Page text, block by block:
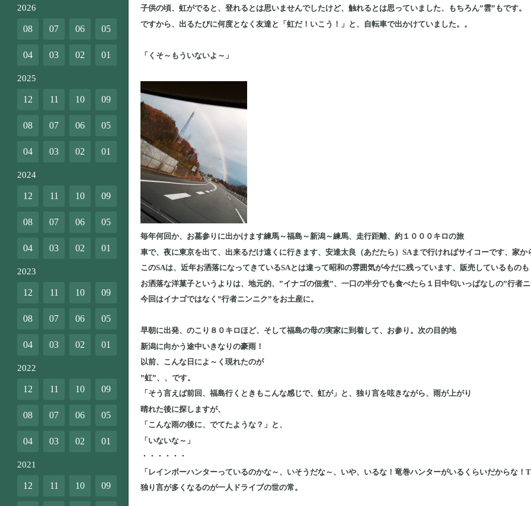
子供の頃、虹がでると、登れるとは思いませんでしたけど、触れるとは思っていました、もちろん”雲”もです。
ですから、出るたびに何度となく友達と「虹だ！いこう！」と、自転車で出かけていました。。
「くそ～もういないよ～」
毎年何回か、お墓参りに出かけます練馬～福島～新潟～練馬、走行距離、約１０００キロの旅
車で、夜に東京を出て、出来るだけ遠くに行きます、安達太良（あだたら）SAまで行ければサイコーです、家か
このSAは、近年お洒落になってきているSAとは違って昭和の雰囲気が今だに残っています、販売しているものも
お洒落な洋菓子というよりは、地元的、”イナゴの佃煮”、一口の半分でも食べたら１日中匂いっぱなしの”行者
今回はイナゴではなく”行者ニンニク”をお土産に。
早朝に出発、のこり８０キロほど、そして福島の母の実家に到着して、お参り。次の目的地
新潟に向かう途中いきなりの豪雨！
以前、こんな日によ～く現れたのが
”虹”、、です。
「そう言えば前回、福島行くときもこんな感じで、虹が」と、独り言を呟きながら、雨が上がり
晴れた後に探しますが、
「こんな雨の後に、でてたような？」と、
「いないな～」
・・・・・・
「レインボーハンターっているのかな～、いそうだな～、いや、いるな！竜巻ハンターがいるくらいだからな！
独り言が多くなるのが一人ドライブの世の常。
2026
08 07 06 05
04 03 02 01
2025
12 11 10 09
08 07 06 05
04 03 02 01
2024
12 11 10 09
08 07 06 05
04 03 02 01
2023
12 11 10 09
08 07 06 05
04 03 02 01
2022
12 11 10 09
08 07 06 05
04 03 02 01
2021
12 11 10 09